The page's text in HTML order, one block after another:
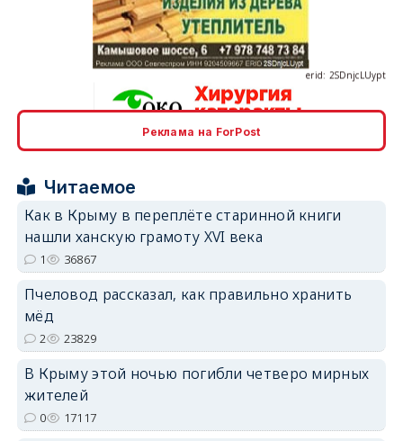
erid: 2SDnjcrDNw6
erid: 2SDnjdPjgYS
Реклама на ForPost
Читаемое
Как в Крыму в переплёте старинной книги
нашли ханскую грамоту XVI века
1 36867
Пчеловод рассказал, как правильно хранить
мёд
2 23829
В Крыму этой ночью погибли четверо мирных
жителей
0 17117